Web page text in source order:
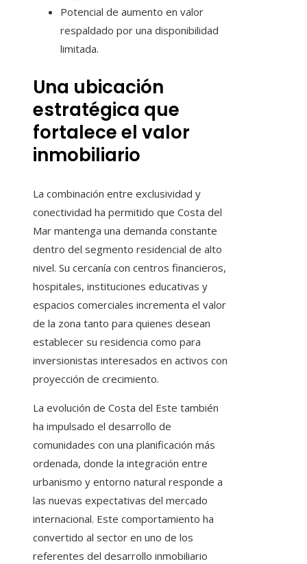
Potencial de aumento en valor
respaldado por una disponibilidad
limitada.
Una ubicación
estratégica que
fortalece el valor
inmobiliario
La combinación entre exclusividad y
conectividad ha permitido que Costa del
Mar mantenga una demanda constante
dentro del segmento residencial de alto
nivel. Su cercanía con centros financieros,
hospitales, instituciones educativas y
espacios comerciales incrementa el valor
de la zona tanto para quienes desean
establecer su residencia como para
inversionistas interesados en activos con
proyección de crecimiento.
La evolución de Costa del Este también
ha impulsado el desarrollo de
comunidades con una planificación más
ordenada, donde la integración entre
urbanismo y entorno natural responde a
las nuevas expectativas del mercado
internacional. Este comportamiento ha
convertido al sector en uno de los
referentes del desarrollo inmobiliario